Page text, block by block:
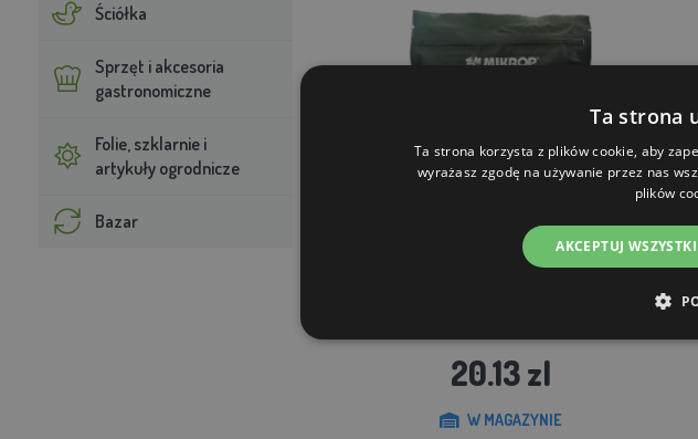
Ściółka
Sprzęt i akcesoria
gastronomiczne
Folie, szklarnie i
artykuły ogrodnicze
Bazar
20.13 zl
W MAGAZYNIE
Ta strona
Ta strona korzysta z plików cookie, aby
wyrażasz zgodę na używanie przez nas
plików
AKCEPTUJ